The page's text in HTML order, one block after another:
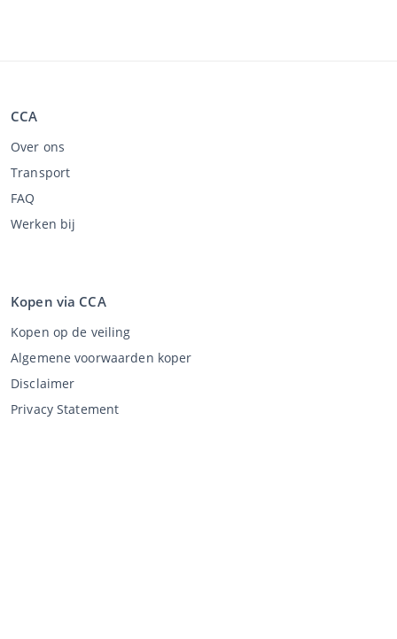
CCA
Over ons
Transport
FAQ
Werken bij
Kopen via CCA
Kopen op de veiling
Algemene voorwaarden koper
Disclaimer
Privacy Statement